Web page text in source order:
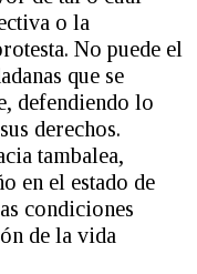
o la
No puede el
que se
defendiendo lo
derechos.
tambalea,
en el estado de
condiciones
de la vida